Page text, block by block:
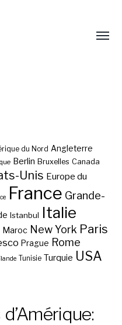
du Nord Angleterre
Berlin Bruxelles Canada
Unis Europe du
France Grande-
Istanbul Italie
Maroc New York Paris
Prague Rome
Tunisie Turquie USA